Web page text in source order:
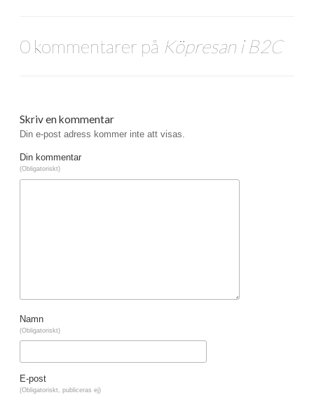
0 kommentarer på Köpresan i B2C
Skriv en kommentar
Din e-post adress kommer inte att visas.
Din kommentar
(Obligatoriskt)
Namn
(Obligatoriskt)
E-post
(Obligatoriskt, publiceras ej)